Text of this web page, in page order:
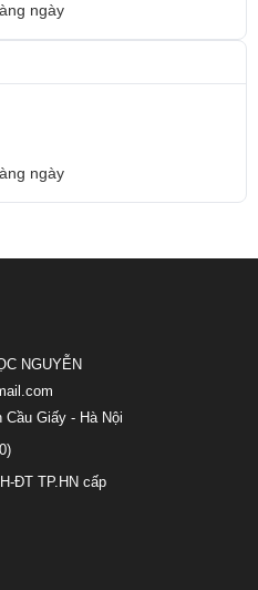
ngày
ngày
NGUYỄN
Giấy - Hà Nội
ĐT TP.HN cấp